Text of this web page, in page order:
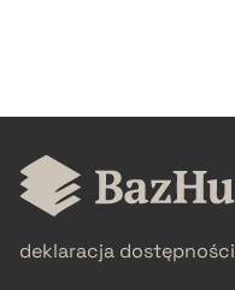
pobierz cytat
deklaracja dostępności